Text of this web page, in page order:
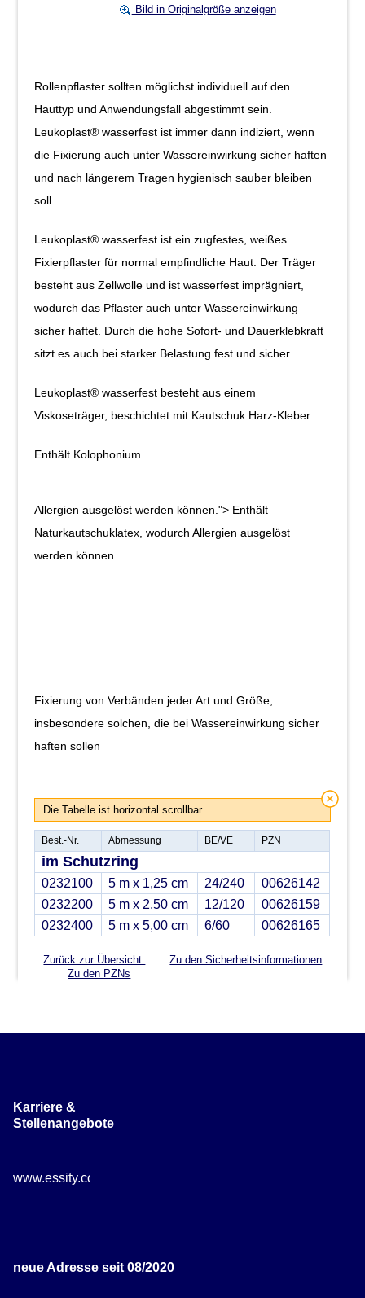
Bild in Originalgröße anzeigen
Rollenpflaster sollten möglichst individuell auf den
Hauttyp und Anwendungsfall abgestimmt sein.
Leukoplast® wasserfest ist immer dann indiziert, wenn
die Fixierung auch unter Wassereinwirkung sicher haften
und nach längerem Tragen hygienisch sauber bleiben
soll.
Leukoplast® wasserfest ist ein zugfestes, weißes
Fixierpflaster für normal empfindliche Haut. Der Träger
besteht aus Zellwolle und ist wasserfest imprägniert,
wodurch das Pflaster auch unter Wassereinwirkung
sicher haftet. Durch die hohe Sofort- und Dauerklebkraft
sitzt es auch bei starker Belastung fest und sicher.
Leukoplast® wasserfest besteht aus einem
Viskoseträger, beschichtet mit Kautschuk Harz-Kleber.
Enthält Kolophonium.
Allergien ausgelöst werden können."> Enthält
Naturkautschuklatex, wodurch Allergien ausgelöst
werden können.
Fixierung von Verbänden jeder Art und Größe,
insbesondere solchen, die bei Wassereinwirkung sicher
haften sollen
Die Tabelle ist horizontal scrollbar.
Best.-Nr. Abmessung BE/VE PZN
im Schutzring
0232100 5 m x 1,25 cm 24/240
00626142
0232200
5 m x 2,50 cm 12/120
00626159
0232400
5 m x 5,00 cm 6/60 00626165
Zurück zur Übersicht
Zu den Sicherheitsinformationen
Zu den PZNs
Karriere &
Stellenangebote
www.essity.com/careers
neue Adresse seit 08/2020